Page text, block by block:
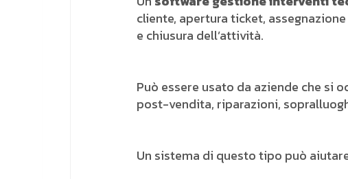
cliente, apertura ticket,
e chiusura dell’attività.
Può essere usato da aziende che si
post-vendita, riparazioni,
Un sistema di questo tipo può